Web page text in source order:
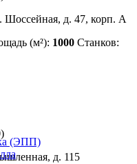
(ЭПП)
Шоссейная, д. 47, корп. А
(м²): 1000 Станков:
д. 115